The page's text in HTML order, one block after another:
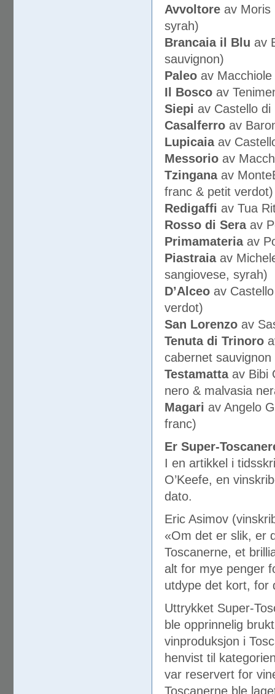
Avvoltore av Moris
syrah)
Brancaia il Blu av
sauvignon)
Paleo av
Il Bosco av
Siepi av Castello
Casalferro av
Lupicaiaav
Messorio av
Tzinganaav
franc & petit verdot)
Redigaffi av Tua
Rosso di Seraav
Primamateriaav
Piastraiaav
sangiovese, syrah)
D’Alceo av
verdot)
San Lorenzo av
Tenuta di Trinoro
cabernet
Testamattaav Bibi
nero & malvasia
Magari av Angelo
franc)
Er Super-
I en artikkel i
O’Keefe, en
dato.
Eric Asimov
«Om det er slik, er
Toscanerne, et
alt for mye penger
utdype det kort, for
Uttrykket Super-
ble opprinnelig
vinproduksjon i
henvist til
var reservert for
Toscanerne ble